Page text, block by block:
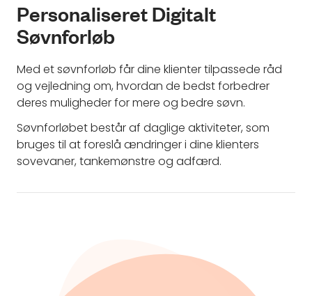
Personaliseret Digitalt
Søvnforløb
Med et søvnforløb får dine klienter tilpassede råd
og vejledning om, hvordan de bedst forbedrer
deres muligheder for mere og bedre søvn.
Søvnforløbet består af daglige aktiviteter, som
bruges til at foreslå ændringer i dine klienters
sovevaner, tankemønstre og adfærd.